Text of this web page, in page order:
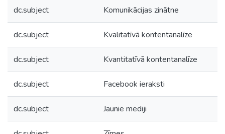
dc.subject Komunikācijas zinātne
dc.subject Kvalitatīvā kontentanalīze
dc.subject Kvantitatīvā kontentanalīze
dc.subject Facebook ieraksti
dc.subject Jaunie mediji